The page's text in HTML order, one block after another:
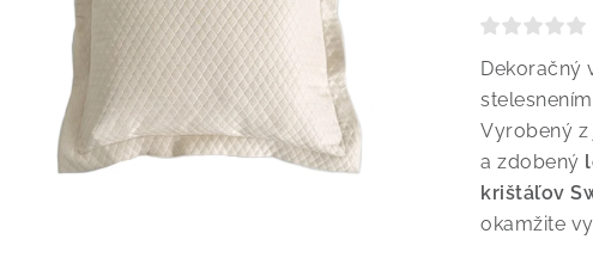
Dekoračný
Vyrobený z
a zdobený
krištáľov
okamžite